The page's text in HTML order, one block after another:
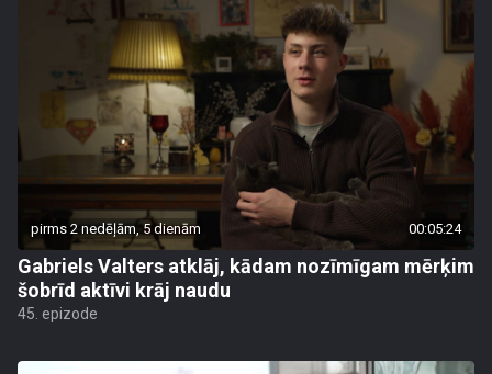
pirms 2 nedēļām, 5 dienām 00:05:24
Gabriels Valters atklāj, kādam nozīmīgam mērķim
šobrīd aktīvi krāj naudu
45. epizode